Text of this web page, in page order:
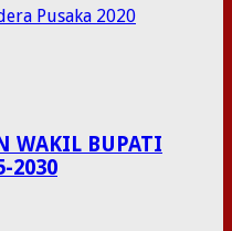
Pusaka 2020
WAKIL BUPATI
2030